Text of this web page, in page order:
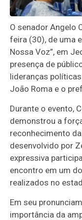
O senador Angelo
feira (30), de uma
Nossa Voz”, em
presença de
lideranças
João Roma e o
Durante o evento,
demonstrou a
reconhecimento
desenvolvido por
expressiva
encontro em um
realizados no
Em seu
importância da